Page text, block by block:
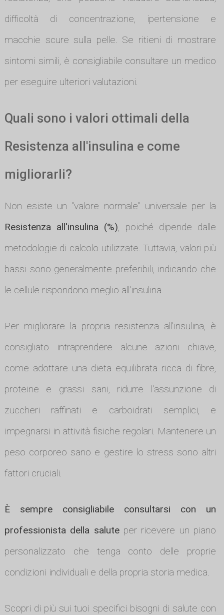
difficoltà di concentrazione, ipertensione e
macchie scure sulla pelle. Se ritieni di mostrare
sintomi simili, è consigliabile consultare un medico
per eseguire ulteriori valutazioni.
Quali sono i valori ottimali della
Resistenza all'insulina e come
migliorarli?
Non esiste un "valore normale" universale per la
Resistenza all'insulina (%), poiché dipende dalle
metodologie di calcolo utilizzate. Tuttavia, valori più
bassi sono generalmente preferibili, indicando che
le cellule rispondono meglio all'insulina.
Per migliorare la propria resistenza all'insulina, è
consigliato intraprendere alcune azioni chiave,
come adottare una dieta equilibrata ricca di fibre,
proteine e grassi sani, ridurre l'assunzione di
zuccheri raffinati e carboidrati semplici, e
impegnarsi in attività fisiche regolari. Mantenere un
peso corporeo sano e gestire lo stress sono altri
fattori cruciali.
È sempre consigliabile consultarsi con un
professionista della saluteper ricevere un piano
personalizzato che tenga conto delle proprie
condizioni individuali e della propria storia medica.
Scopri di più sui tuoi specifici bisogni di salute con